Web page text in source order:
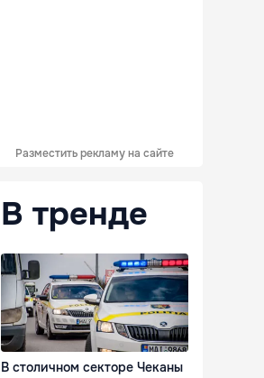
Разместить рекламу на сайте
В тренде
В столичном секторе Чеканы